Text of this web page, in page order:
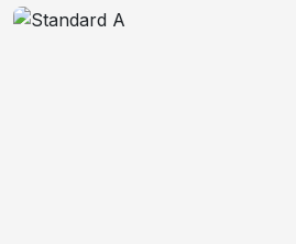
phòng đều có minibar.